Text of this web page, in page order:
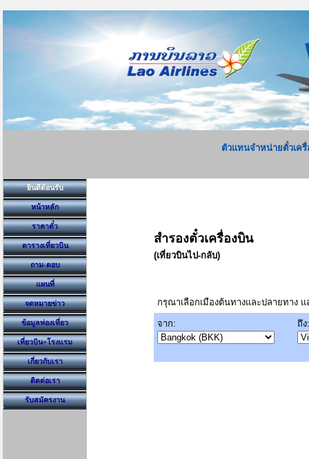
ตัวแทนจำหน่ายตั๋วเครื่
ยินดีต้อนรับ
หน้าหลัก
ราคาตั๋ว
ตารางเที่ยวบิน
ถาม-ตอบ
แผนที่
จดหมายข่าว
ข้อมูลท่องเที่ยว
เที่ยวบิน+โรงแรม
เกี่ยวกับเรา
ติดต่อเรา
รับสมัครงาน
สำรองตั๋วเครื่องบิน
(เที่ยวบินไป-กลับ)
กรุณาเลือกเมืองต้นทางและปลายทาง
จาก: ถึง: